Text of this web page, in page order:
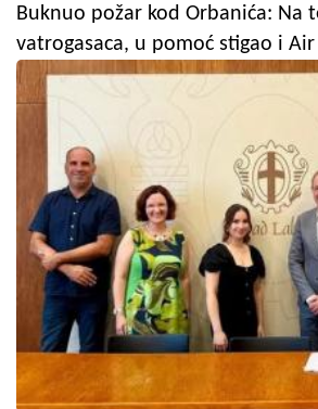
Buknuo požar kod Orbanića: Na
vatrogasaca, u pomoć stigao i